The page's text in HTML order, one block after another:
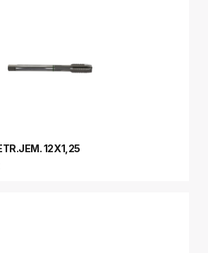
12X1,25